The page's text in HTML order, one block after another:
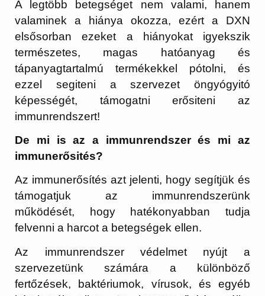
A legtöbb betegséget nem valami, hanem
valaminek a hiánya okozza, ezért a DXN
elsősorban ezeket a hiányokat igyekszik
természetes, magas hatóanyag és
tápanyagtartalmú termékekkel pótolni, és
ezzel segiteni a szervezet öngyógyitó
képességét, támogatni erősiteni az
immunrendszert!
De mi is az a immunrendszer és mi az
immunerősités?
Az immunerősítés azt jelenti, hogy segítjük és
támogatjuk az immunrendszerünk
működését, hogy hatékonyabban tudja
felvenni a harcot a betegségek ellen.
Az immunrendszer védelmet nyújt a
szervezetünk számára a különböző
fertőzések, baktériumok, vírusok, és egyéb